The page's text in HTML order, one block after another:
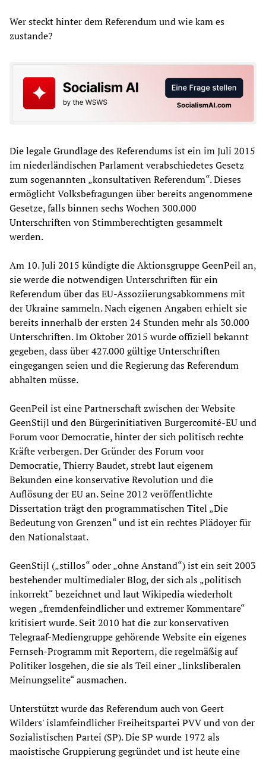
Wer steckt hinter dem Referendum und wie kam es
zustande?
Die legale Grundlage des Referendums ist ein im Juli 2015
im niederländischen Parlament verabschiedetes Gesetz
zum sogenannten „konsultativen Referendum“. Dieses
ermöglicht Volksbefragungen über bereits angenommene
Gesetze, falls binnen sechs Wochen 300.000
Unterschriften von Stimmberechtigten gesammelt
werden.
Am 10. Juli 2015 kündigte die Aktionsgruppe GeenPeil an,
sie werde die notwendigen Unterschriften für ein
Referendum über das EU-Assoziierungsabkommens mit
der Ukraine sammeln. Nach eigenen Angaben erhielt sie
bereits innerhalb der ersten 24 Stunden mehr als 30.000
Unterschriften. Im Oktober 2015 wurde offiziell bekannt
gegeben, dass über 427.000 gültige Unterschriften
eingegangen seien und die Regierung das Referendum
abhalten müsse.
GeenPeil ist eine Partnerschaft zwischen der Website
GeenStijl und den Bürgerinitiativen Burgercomité-EU und
Forum voor Democratie, hinter der sich politisch rechte
Kräfte verbergen. Der Gründer des Forum voor
Democratie, Thierry Baudet, strebt laut eigenem
Bekunden eine konservative Revolution und die
Auflösung der EU an. Seine 2012 veröffentlichte
Dissertation trägt den programmatischen Titel „Die
Bedeutung von Grenzen“ und ist ein rechtes Plädoyer für
den Nationalstaat.
GeenStijl („stillos“ oder „ohne Anstand“) ist ein seit 2003
bestehender multimedialer Blog, der sich als „politisch
inkorrekt“ bezeichnet und laut Wikipedia wiederholt
wegen „fremdenfeindlicher und extremer Kommentare“
kritisiert wurde. Seit 2010 hat die zur konservativen
Telegraaf-Mediengruppe gehörende Website ein eigenes
Fernseh-Programm mit Reportern, die regelmäßig auf
Politiker losgehen, die sie als Teil einer „linksliberalen
Meinungselite“ ausmachen.
Unterstützt wurde das Referendum auch von Geert
Wilders' islamfeindlicher Freiheitspartei PVV und von der
Sozialistischen Partei (SP). Die SP wurde 1972 als
maoistische Gruppierung gegründet und ist heute eine